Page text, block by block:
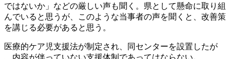
ではないか」などの厳しい声も聞く。県として懸命に取り組
んでいると思うが、このような当事者の声を聞くと、改善策
を講じる必要があると思う。
医療的ケア児支援法が制定され、同センターを設置したが
、内容が伴っていない支援体制であってはならない。